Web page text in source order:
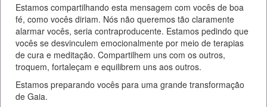
Estamos compartilhando esta mensagem com vocês de boa
fé, como vocês diriam. Nós não queremos tão claramente
alarmar vocês, seria contraproducente. Estamos pedindo que
vocês se desvinculem emocionalmente por meio de terapias
de cura e meditação. Compartilhem uns com os outros,
troquem, fortaleçam e equilibrem uns aos outros.
Estamos preparando vocês para uma grande transformação
de Gaia.